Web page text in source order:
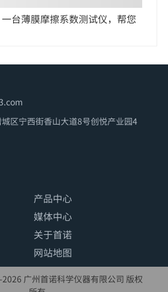
台薄膜摩擦系数测试仪，帮您
区宁西街香山大道8号创悦产业园4
产品中心
媒体中心
关于首诺
网站地图
2026 广州首诺科学仪器有限公司 版权